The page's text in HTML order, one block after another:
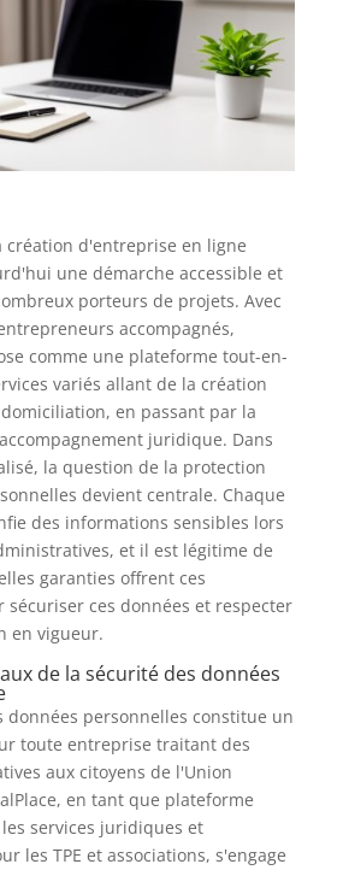
création d'entreprise en ligne
une démarche accessible et
porteurs de projets. Avec
accompagnés,
comme une plateforme tout-en-
variés allant de la création
en passant par la
juridique. Dans
la question de la protection
devient centrale. Chaque
des informations sensibles lors
et il est légitime de
garanties offrent ces
sécuriser ces données et respecter
en vigueur.
de la sécurité des données
données personnelles constitue un
toute entreprise traitant des
aux citoyens de l'Union
en tant que plateforme
services juridiques et
les TPE et associations, s'engage